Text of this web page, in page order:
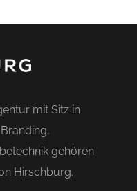
mit Sitz in
gehören
Hirschburg.